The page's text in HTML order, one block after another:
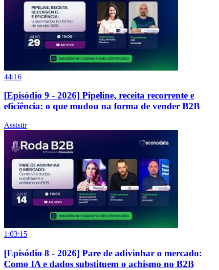
44:16
[Episódio 9 - 2026] Pipeline, receita recorrente e
eficiência: o que mudou na forma de vender B2B
Assistir
1:03:15
[Episódio 8 - 2026] Pare de adivinhar o mercado:
Como IA e dados substituem o achismo no B2B